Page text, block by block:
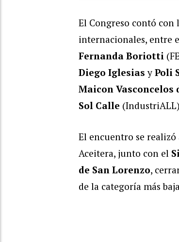
El Congreso contó
internacionales, entre
Fernanda Boriotti
Diego Iglesias y Poli
Maicon Vasconcelos
Sol Calle
El encuentro se realizó
Aceitera, junto con el
de San Lorenzo,
de la categoría más